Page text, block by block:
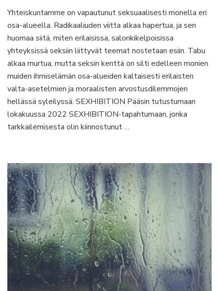
tule
paha
hyvä
seksi
Yhteiskuntamme on vapautunut seksuaalisesti monella eri
osa-alueella. Radikaaliuden viitta alkaa hapertua, ja sen
huomaa siitä, miten erilaisissa, salonkikelpoisissa
yhteyksissä seksiin liittyvät teemat nostetaan esiin. Tabu
alkaa murtua, mutta seksin kenttä on silti edelleen monien
muiden ihmiselämän osa-alueiden kaltaisesti erilaisten
valta-asetelmien ja moraalisten arvostusdilemmojen
hellässä syleilyssä. SEXHIBITION Pääsin tutustumaan
lokakuussa 2022 SEXHIBITION-tapahtumaan, jonka
tarkkailemisesta olin kiinnostunut …